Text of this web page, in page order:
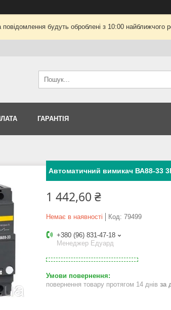
будуть оброблені з 10:00 найближчого
ГАРАНТІЯ
Автоматичний вимикач ВА88-33
1 442,60 ₴
Немає в наявності Код: 79499
+380 (96) 831-47-18
Менеджер Едуард
повернення товару протягом 14 днів за